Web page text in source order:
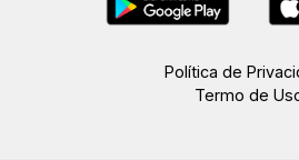
Política de
Termo de